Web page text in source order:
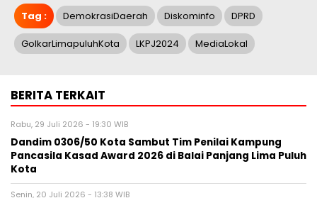
Tag : DemokrasiDaerah Diskominfo DPRD
GolkarLimapuluhKota LKPJ2024 MediaLokal
BERITA TERKAIT
Rabu, 29 Juli 2026 - 19:30 WIB
Dandim 0306/50 Kota Sambut Tim Penilai Kampung
Pancasila Kasad Award 2026 di Balai Panjang Lima Puluh
Kota
Senin, 20 Juli 2026 - 13:38 WIB